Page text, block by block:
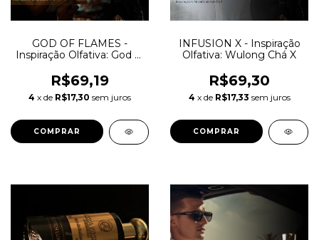
GOD OF FLAMES -
Inspiração Olfativa: God of
R$69,19
4 x de R$17,30 sem juros
COMPRAR
INFUSION X - Inspiração
Olfativa: Wulong Chá X
R$69,30
4 x de R$17,33 sem juros
COMPRAR